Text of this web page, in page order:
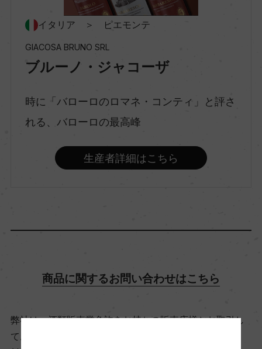
村名
種類
15％
イタリア ＞ ピエモンテ
GIACOSA BRUNO SRL
ブルーノ・ジャコーザ
時に「バローロのロマネ・コンティ」と評さ
れる、バローロの最高峰
生産者詳細はこちら
商品に関するお問い合わせはこちら
弊社は、酒類販売業免許をお持ちの販売店様とお取引し
ております。